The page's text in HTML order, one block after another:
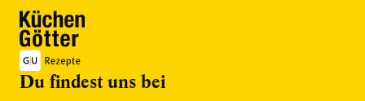
Du findest uns bei